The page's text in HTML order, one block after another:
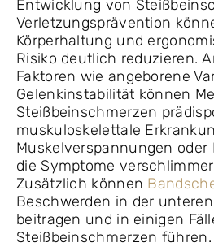
Entwicklung von
Verletzungsprävention
Körperhaltung und
Risiko deutlich reduzieren.
Faktoren wie angeborene
Gelenkinstabilität können
Steißbeinschmerzen
muskuloskelettale
Muskelverspannungen
die Symptome
Zusätzlich können
Beschwerden in der
beitragen und in einigen
Steißbeinschmerzen führen.